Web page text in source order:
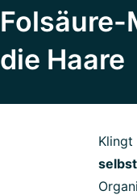
Folsäure-
die Haare
Klingt